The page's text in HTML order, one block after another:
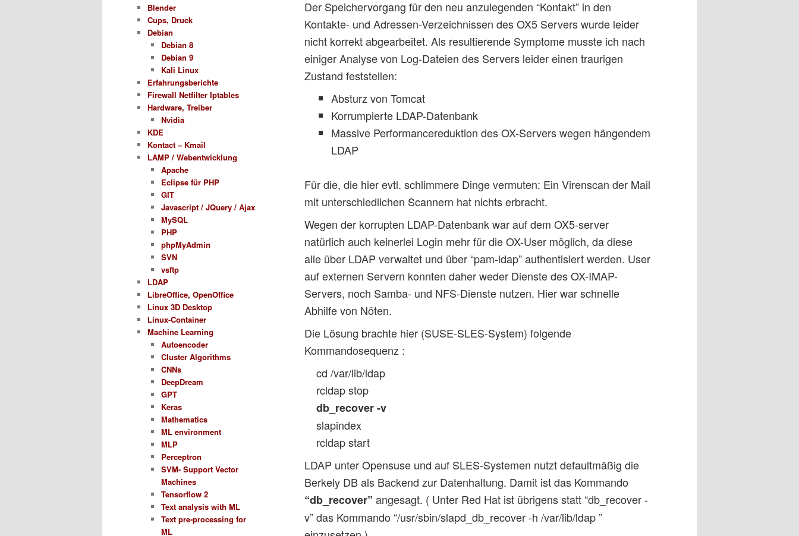
Der Speichervorgang für den neu anzulegenden “Kontakt” in den
Kontakte- und Adressen-Verzeichnissen des OX5 Servers wurde leider
nicht korrekt abgearbeitet. Als resultierende Symptome musste ich nach
einiger Analyse von Log-Dateien des Servers leider einen traurigen
Zustand feststellen:
Absturz von Tomcat
Korrumpierte LDAP-Datenbank
Massive Performancereduktion des OX-Servers wegen hängendem
LDAP
Für die, die hier evtl. schlimmere Dinge vermuten: Ein Virenscan der Mail
mit unterschiedlichen Scannern hat nichts erbracht.
Wegen der korrupten LDAP-Datenbank war auf dem OX5-server
natürlich auch keinerlei Login mehr für die OX-User möglich, da diese
alle über LDAP verwaltet und über “pam-ldap” authentisiert werden. User
auf externen Servern konnten daher weder Dienste des OX-IMAP-
Servers, noch Samba- und NFS-Dienste nutzen. Hier war schnelle
Abhilfe von Nöten.
Die Lösung brachte hier (SUSE-SLES-System) folgende
Kommandosequenz :
cd /var/lib/ldap
rcldap stop
db_recover -v
slapindex
rcldap start
LDAP unter Opensuse und auf SLES-Systemen nutzt defaultmäßig die
Berkely DB als Backend zur Datenhaltung. Damit ist das Kommando
“db_recover” angesagt. ( Unter Red Hat ist übrigens statt “db_recover -
v” das Kommando “/usr/sbin/slapd_db_recover -h /var/lib/ldap ”
Blender
Cups, Druck
Debian
Debian 8
Debian 9
Kali Linux
Erfahrungsberichte
Firewall Netfilter Iptables
Hardware, Treiber
Nvidia
KDE
Kontact – Kmail
LAMP / Webentwicklung
Apache
Eclipse für PHP
GIT
Javascript / JQuery / Ajax
MySQL
PHP
phpMyAdmin
SVN
vsftp
LDAP
LibreOffice, OpenOffice
Linux 3D Desktop
Linux-Container
Machine Learning
Autoencoder
Cluster Algorithms
CNNs
DeepDream
GPT
Keras
Mathematics
ML environment
MLP
Perceptron
SVM- Support Vector
Machines
Tensorflow 2
Text analysis with ML
Text pre-processing for
ML